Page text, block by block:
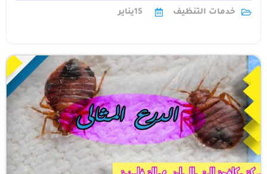
خدمات التنظيف 15يناير